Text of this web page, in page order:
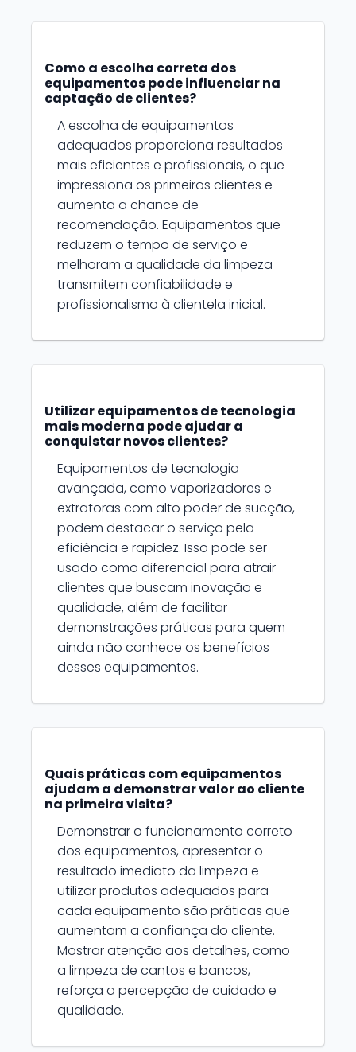
Como a escolha correta dos
equipamentos pode influenciar na
captação de clientes?
A escolha de equipamentos
adequados proporciona resultados
mais eficientes e profissionais, o que
impressiona os primeiros clientes e
aumenta a chance de
recomendação. Equipamentos que
reduzem o tempo de serviço e
melhoram a qualidade da limpeza
transmitem confiabilidade e
profissionalismo à clientela inicial.
Utilizar equipamentos de tecnologia
mais moderna pode ajudar a
conquistar novos clientes?
Equipamentos de tecnologia
avançada, como vaporizadores e
extratoras com alto poder de sucção,
podem destacar o serviço pela
eficiência e rapidez. Isso pode ser
usado como diferencial para atrair
clientes que buscam inovação e
qualidade, além de facilitar
demonstrações práticas para quem
ainda não conhece os benefícios
desses equipamentos.
Quais práticas com equipamentos
ajudam a demonstrar valor ao cliente
na primeira visita?
Demonstrar o funcionamento correto
dos equipamentos, apresentar o
resultado imediato da limpeza e
utilizar produtos adequados para
cada equipamento são práticas que
aumentam a confiança do cliente.
Mostrar atenção aos detalhes, como
a limpeza de cantos e bancos,
reforça a percepção de cuidado e
qualidade.